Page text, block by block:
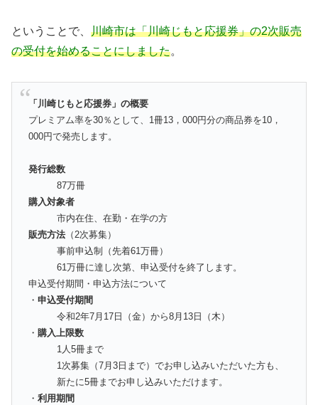
ということで、 川崎市は「川崎じもと応援券」の2次販売
の受付を始めることにしました。
「川崎じもと応援券」の概要
プレミアム率を30％として、1冊13，000円分の商品券を10，
000円で発売します。
発行総数
87万冊
購入対象者
市内在住、在勤・在学の方
販売方法 （2次募集）
事前申込制（先着61万冊）
61万冊に達し次第、申込受付を終了します。
申込受付期間・申込方法について
・申込受付期間
令和2年7月17日（金）から8月13日（木）
・購入上限数
1人5冊まで
1次募集（7月3日まで）でお申し込みいただいた方も、
新たに5冊までお申し込みいただけます。
・利用期間